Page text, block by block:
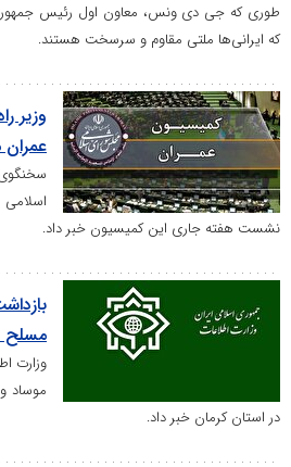
معاون اول رئیس جمهور آمریکا ناچار به
مقاوم و سرسخت هستند.
وزیر راه و
عمران می‌رود
سخنگوی کمیسیون
اسلامی از حضور وزیر
این کمیسیون خبر داد.
مسلح در استان
موساد و ۴
داد.